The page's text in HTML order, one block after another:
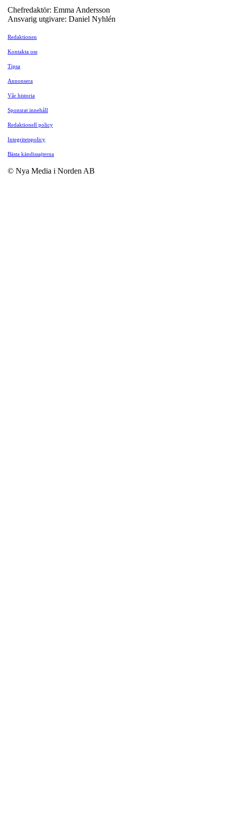
Chefredaktör: Emma Andersson
Ansvarig utgivare: Daniel Nyhlén
Redaktionen
Kontakta oss
Tipsa
Annonsera
Vår historia
Sponsrat innehåll
Redaktionell policy
Integritetspolicy
Bästa kändissajterna
© Nya Media i Norden AB